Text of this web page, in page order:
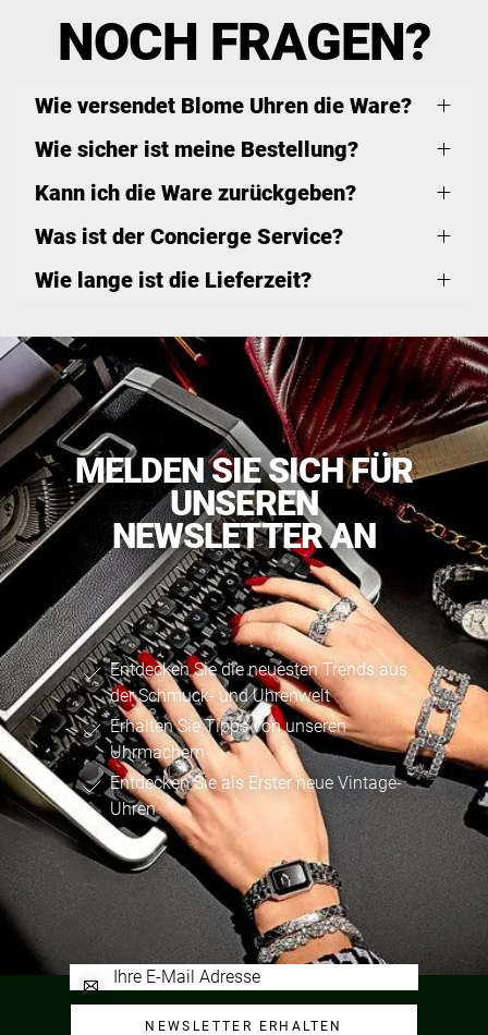
NOCH FRAGEN?
Wie versendet Blome Uhren die Ware?
Wie sicher ist meine Bestellung?
Kann ich die Ware zurückgeben?
Was ist der Concierge Service?
Wie lange ist die Lieferzeit?
MELDEN SIE SICH FÜR
UNSEREN
NEWSLETTER AN
Entdecken Sie die neuesten Trends aus
der Schmuck- und Uhrenwelt
Erhalten Sie Tipps von unseren
Uhrmachern
Entdecken Sie als Erster neue Vintage-
Uhren
NEWSLETTER ERHALTEN